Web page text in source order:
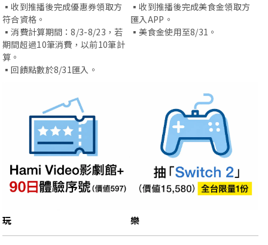
▪️收到推播後完成優惠券領取方
符合資格。
▪️消費計算期間：8/3-8/23，若
期間超過10筆消費，以前10筆計
算。
▪️回饋點數於8/31匯入。
▪️收到推播後完成美食金領取方
匯入APP。
▪️美食金使用至8/31。
玩 樂